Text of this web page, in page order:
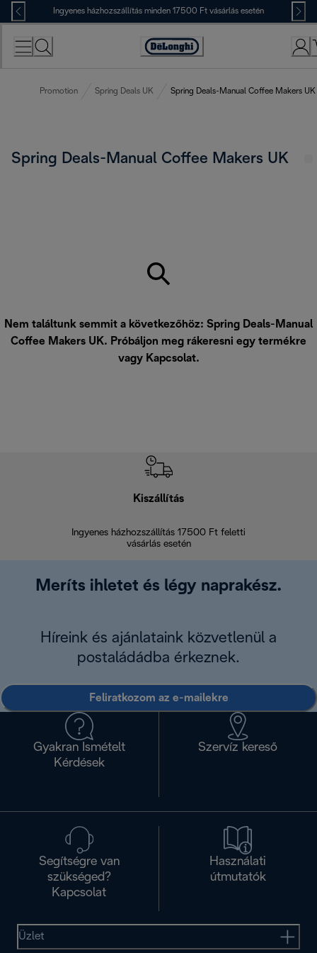
Skip
to
Content
Ingyenes házhozszállítás minden 17500 Ft vásárlás esetén
Accessibility
Promotion Spring Deals UK Spring Deals-Manual Coffee Makers UK
Spring Deals-Manual Coffee Makers UK
Nem találtunk semmit a következőhöz: Spring Deals-Manual
Coffee Makers UK. Próbáljon meg rákeresni egy termékre
vagy Kapcsolat.
Kiszállítás
Ingyenes házhozszállítás 17500 Ft feletti
vásárlás esetén
Meríts ihletet és légy naprakész.
Híreink és ajánlataink közvetlenül a
postaládádba érkeznek.
Feliratkozom az e-mailekre
Gyakran Ismételt
Kérdések
Szervíz kereső
Segítségre van
szükséged?
Kapcsolat
Használati
útmutatók
Üzlet